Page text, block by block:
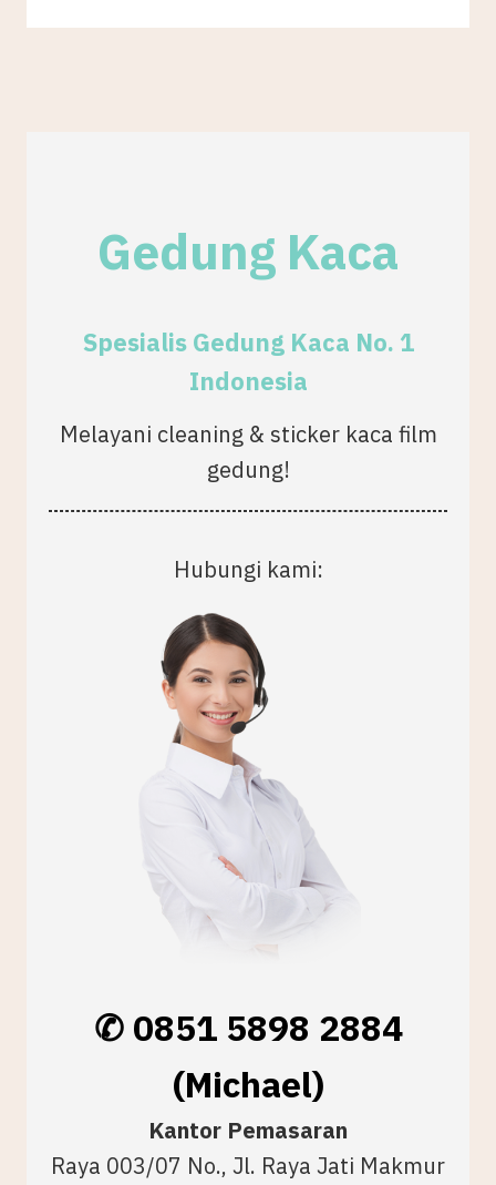
Gedung Kaca
Spesialis Gedung Kaca No. 1
Indonesia
Melayani cleaning & sticker kaca film
gedung!
Hubungi kami:
✆ 0851 5898 2884
(Michael)
Kantor Pemasaran
Raya 003/07 No., Jl. Raya Jati Makmur